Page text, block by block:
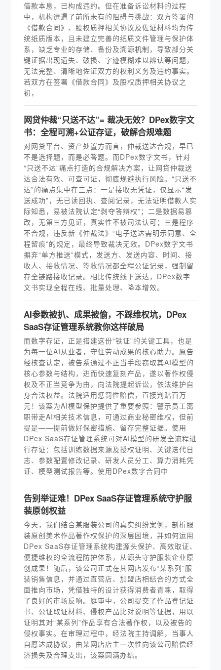
借款本息，已构成违约。但在准备诉讼材料的过程
中，机构遭遇了前所未有的阻碍与挑战：双方签署的
《借款合同》、股权质押相关协议及佐证材料均为传
统纸质版本，且未建立完善的纸质文件管理与保护体
系，缺乏专业的存储、备份及溯源机制，导致部分关
键证据出现遗失、破损、字迹模糊难以辨认等问题，
无法完整、清晰地佐证双方的权利义务及违约事实。
若双方在签署《借款合同》及股权质押相关协议之
初，
网贷仲裁“只送不达”= 裁决无效？DPex数字文
书：全程可溯+公证存证，破解合规难题
对网贷平台、资产处置方而言，仲裁送达合规，早已
不是选择题，而是必答题。而DPex数字文书，针对
“只送不达”痛点打造的合规解决方案，让网贷仲裁送
达合法有效、可查可证，彻底规避执行风险。“只送不
达”的痛点集中在三点：一是接收无凭证，仅显示“发
送成功”，无已读回执、查阅记录，无法证明借款人实
际知悉，易被法院认定“剥夺答辩权”；二是数据易篡
改，无第三方见证，真实性不被司法认可；三是程序
不合规，违反新《仲裁法》“电子送达需明示同意、全
程留痕”的规定，最终导致裁决无效。DPex数字文书
摒弃“单方推送”模式，发送方、发送内容、时间、接
收人、接收情况、签收情况都全程公证记录，强制留
存全链路接收记录。相比传统线下送达，DPex数字
文书实现全程在线、批量处理、降本增效。
AI参数被扒、成果被偷，不踩维权坑，DPex
SaaS存证管理系统教你这样破局
而数字存证，正是搭建这份“铁证”的关键工具，也是
为每一位AI从业者，守住劳动成果的核心助力。原告
经核查认定，被告系通过不正当手段窃取其AI模型的
核心参数与结构，进而快速复刻产品，遂以著作权侵
权及不正当竞争为由，向法院提起诉讼，依法维护自
身合法权益。法院适用惩罚性赔偿，直接判赔百万
元！该案为AI模型保护提供了重要参照：警示员工离
职带走AI相关技术信息，可通过商业秘密维权，但前
提是——提前做好保密措施、留存完整证据。使用
DPex SaaS存证管理系统可对AI模型的研发全流程进
行存证：包括训练数据来源及授权证明、关键迭代日
志、参数配置修改记录、研发人员分工、算力消耗凭
证、模型测试报告等。使用DPex数字合同中
告别举证难！DPex SaaS存证管理系统守护服
装原创权益
今天，我们结合某服装公司的真实纠纷案例，剖析服
装原创美术作品著作权保护的深层困境，并如何运用
DPex SaaS存证管理系统构建源头保护、高效取证、
便捷维权的全流程防护体系，从源头守护服装企业原
创成果！随后，该公司正式在其网店发布“某系列”服
装销售信息，并通过直营店、加盟店相结合的方式全
面推向市场，凭借独特的设计获得消费者青睐，取得
了良好的市场反响。庭审中，公司提交了作品登记证
书、公证取证材料、侵权产品比对说明等证据，用以
证明其对“某系列”作品享有合法著作权，以及被告的
侵权事实。在审理过程中，经法院主持调解，当事人
自愿达成协议，由某网店店主一次性向该公司赔偿经
济损失及合理支出，该案圆满办结。